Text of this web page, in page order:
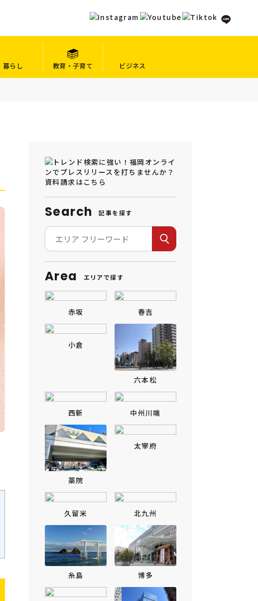
暮らし 教育・子育て ビジネス
Search 記事を探す
Area エリアで探す
赤坂 春吉
小倉
六本松
西新 中州川端
薬院
太宰府
久留米 北九州
糸島 博多